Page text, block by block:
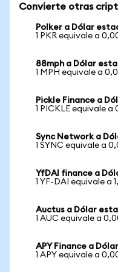
Convierte otras
Polker a Dólar
1 PKR equivale a
88mph a Dólar
1 MPH equivale a
Pickle Finance a
1 PICKLE equivale a
Sync Network a
1 SYNC equivale a
YfDAI finance a
1 YF-DAI equivale a
Auctus a Dólar
1 AUC equivale a
APY Finance a
1 APY equivale a